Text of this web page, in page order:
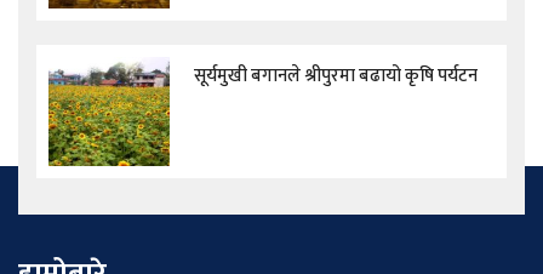
सूर्यमुखी बगानले श्रीपुरमा बढायो कृषि पर्यटन